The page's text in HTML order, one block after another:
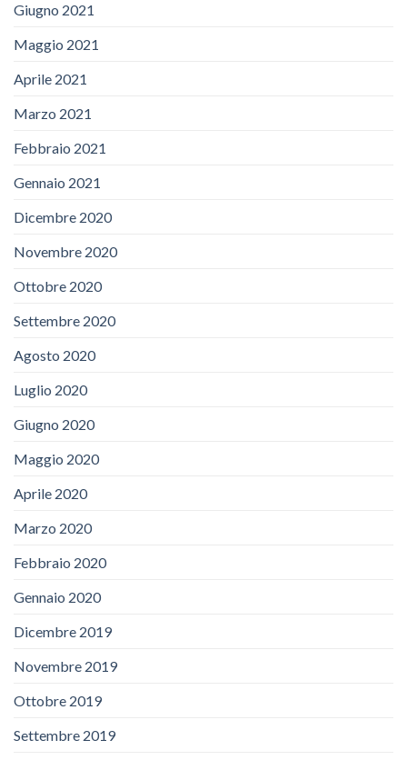
Giugno 2021
Maggio 2021
Aprile 2021
Marzo 2021
Febbraio 2021
Gennaio 2021
Dicembre 2020
Novembre 2020
Ottobre 2020
Settembre 2020
Agosto 2020
Luglio 2020
Giugno 2020
Maggio 2020
Aprile 2020
Marzo 2020
Febbraio 2020
Gennaio 2020
Dicembre 2019
Novembre 2019
Ottobre 2019
Settembre 2019